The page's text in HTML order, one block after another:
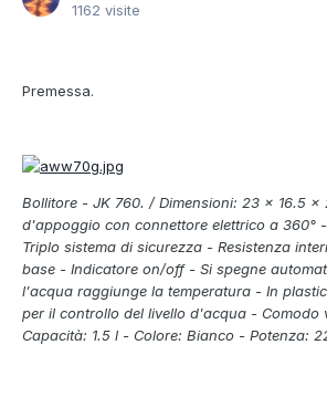
1162 visite
Premessa.
Bollitore - JK 760. / Dimensioni: 23 x 16.5 x
d'appoggio con connettore elettrico a 360°
Triplo sistema di sicurezza - Resistenza
base - Indicatore on/off - Si spegne
l'acqua raggiunge la temperatura - In
per il controllo del livello d'acqua - Comodo
Capacità: 1.5 l - Colore: Bianco - Potenza: